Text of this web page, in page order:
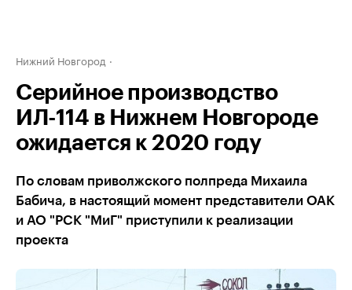
Нижний Новгород
Серийное производство
ИЛ-114 в Нижнем Новгороде
ожидается к 2020 году
По словам приволжского полпреда Михаила
Бабича, в настоящий момент представители ОАК
и АО "РСК "МиГ" приступили к реализации
проекта